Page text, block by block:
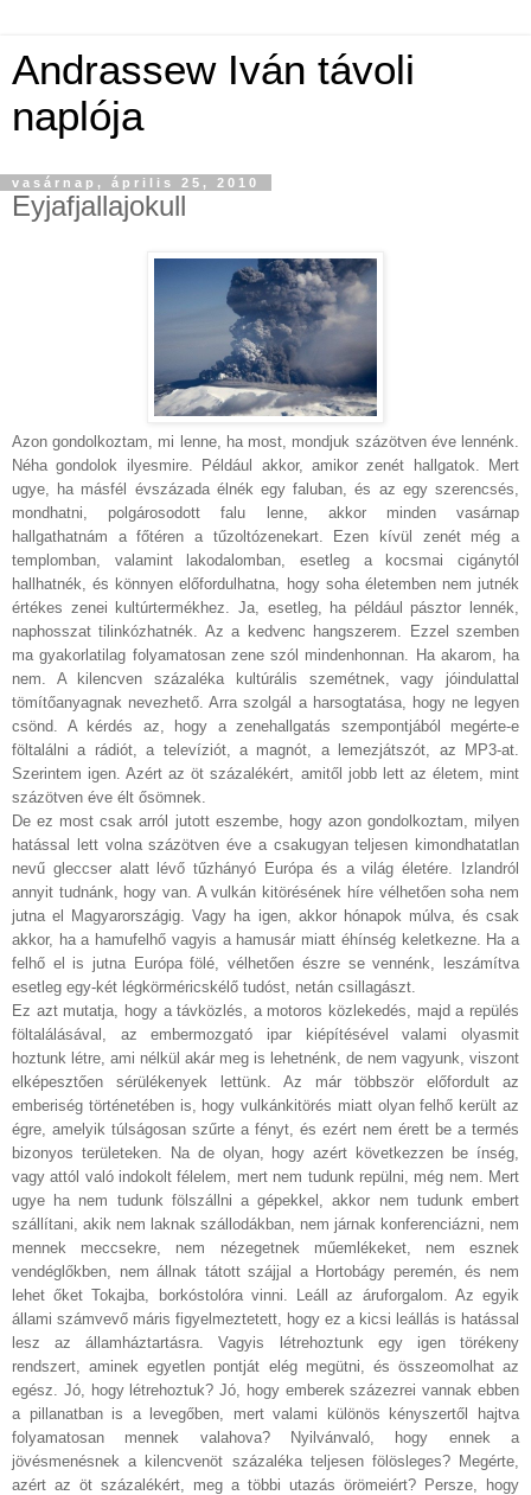
Andrassew Iván távoli
naplója
vasárnap, április 25, 2010
Eyjafjallajokull
Azon gondolkoztam, mi lenne, ha most, mondjuk százötven éve lennénk.
Néha gondolok ilyesmire. Például akkor, amikor zenét hallgatok. Mert
ugye, ha másfél évszázada élnék egy faluban, és az egy szerencsés,
mondhatni, polgárosodott falu lenne, akkor minden vasárnap
hallgathatnám a főtéren a tűzoltózenekart. Ezen kívül zenét még a
templomban, valamint lakodalomban, esetleg a kocsmai cigánytól
hallhatnék, és könnyen előfordulhatna, hogy soha életemben nem jutnék
értékes zenei kultúrtermékhez. Ja, esetleg, ha például pásztor lennék,
naphosszat tilinkózhatnék. Az a kedvenc hangszerem. Ezzel szemben
ma gyakorlatilag folyamatosan zene szól mindenhonnan. Ha akarom, ha
nem. A kilencven százaléka kultúrális szemétnek, vagy jóindulattal
tömítőanyagnak nevezhető. Arra szolgál a harsogtatása, hogy ne legyen
csönd. A kérdés az, hogy a zenehallgatás szempontjából megérte-e
föltalálni a rádiót, a televíziót, a magnót, a lemezjátszót, az MP3-at.
Szerintem igen. Azért az öt százalékért, amitől jobb lett az életem, mint
százötven éve élt ősömnek.
De ez most csak arról jutott eszembe, hogy azon gondolkoztam, milyen
hatással lett volna százötven éve a csakugyan teljesen kimondhatatlan
nevű gleccser alatt lévő tűzhányó Európa és a világ életére. Izlandról
annyit tudnánk, hogy van. A vulkán kitörésének híre vélhetően soha nem
jutna el Magyarországig. Vagy ha igen, akkor hónapok múlva, és csak
akkor, ha a hamufelhő vagyis a hamusár miatt éhínség keletkezne. Ha a
felhő el is jutna Európa fölé, vélhetően észre se vennénk, leszámítva
esetleg egy-két légkörméricskélő tudóst, netán csillagászt.
Ez azt mutatja, hogy a távközlés, a motoros közlekedés, majd a repülés
föltalálásával, az embermozgató ipar kiépítésével valami olyasmit
hoztunk létre, ami nélkül akár meg is lehetnénk, de nem vagyunk, viszont
elképesztően sérülékenyek lettünk. Az már többször előfordult az
emberiség történetében is, hogy vulkánkitörés miatt olyan felhő került az
égre, amelyik túlságosan szűrte a fényt, és ezért nem érett be a termés
bizonyos területeken. Na de olyan, hogy azért következzen be ínség,
vagy attól való indokolt félelem, mert nem tudunk repülni, még nem. Mert
ugye ha nem tudunk fölszállni a gépekkel, akkor nem tudunk embert
szállítani, akik nem laknak szállodákban, nem járnak konferenciázni, nem
mennek meccsekre, nem nézegetnek műemlékeket, nem esznek
vendéglőkben, nem állnak tátott szájjal a Hortobágy peremén, és nem
lehet őket Tokajba, borkóstolóra vinni. Leáll az áruforgalom. Az egyik
állami számvevő máris figyelmeztetett, hogy ez a kicsi leállás is hatással
lesz az államháztartásra. Vagyis létrehoztunk egy igen törékeny
rendszert, aminek egyetlen pontját elég megütni, és összeomolhat az
egész. Jó, hogy létrehoztuk? Jó, hogy emberek százezrei vannak ebben
a pillanatban is a levegőben, mert valami különös kényszertől hajtva
folyamatosan mennek valahova? Nyilvánvaló, hogy ennek a
jövésmenésnek a kilencvenöt százaléka teljesen fölösleges? Megérte,
azért az öt százalékért, meg a többi utazás örömeiért? Persze, hogy